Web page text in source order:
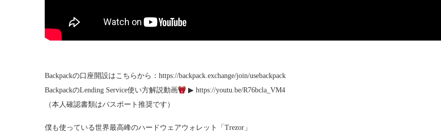
Backpackの口座開設はこちらから：https://backpack.exchange/join/usebackpack
BackpackのLending Service使い方解説動画
▶︎ https://youtu.be/R76bcla_VM4
（本人確認書類はパスポート推奨です）
僕も使っている世界最高峰のハードウェアウォレット「Trezor」